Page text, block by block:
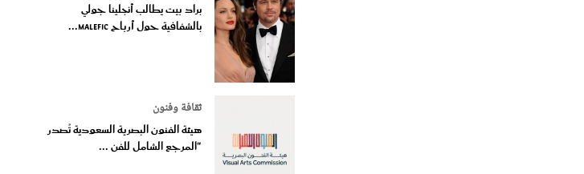
براد بيت يطالب أنجلينا جولي
بالشفافية حول أرباح Malefic...
ثقافة وفنون
هيئة الفنون البصرية السعودية تُصدر
"المرجع الشامل للفن ...